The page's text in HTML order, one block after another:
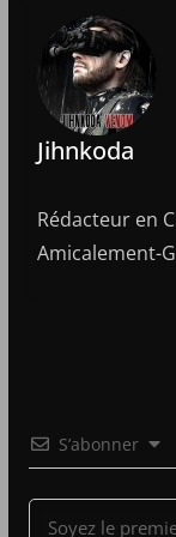
Jihnkoda
Rédacteur en
Amicalement-
S’abonner